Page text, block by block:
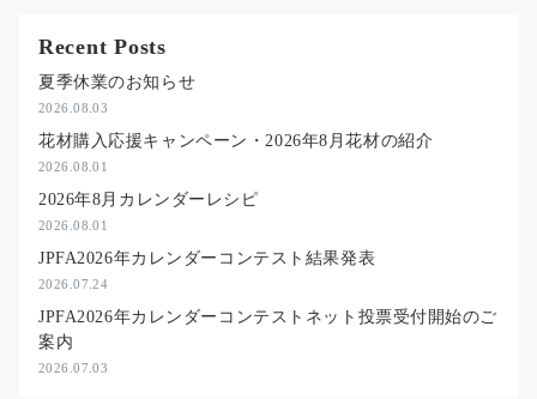
Recent Posts
夏季休業のお知らせ
2026.08.03
花材購入応援キャンペーン・2026年8月花材の紹介
2026.08.01
2026年8月カレンダーレシピ
2026.08.01
JPFA2026年カレンダーコンテスト結果発表
2026.07.24
JPFA2026年カレンダーコンテストネット投票受付開始のご
案内
2026.07.03